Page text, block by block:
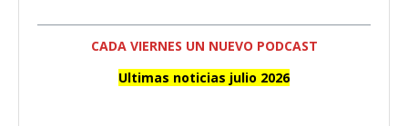
CADA VIERNES UN NUEVO PODCAST
Ultimas noticias julio 2026